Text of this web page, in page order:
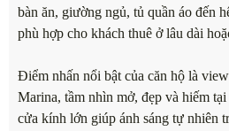
bàn ăn, giường ngủ, tủ quần áo đến
phù hợp cho khách thuê ở lâu dài
Điểm nhấn nổi bật của căn hộ là
Marina, tầm nhìn mở, đẹp và hiếm
cửa kính lớn giúp ánh sáng tự nhiên